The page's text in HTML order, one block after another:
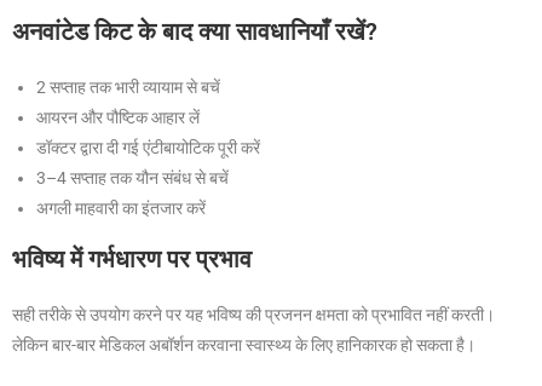
अनवांटेड किट के बाद क्या सावधानियाँ रखें?
2 सप्ताह तक भारी व्यायाम से बचें
आयरन और पौष्टिक आहार लें
डॉक्टर द्वारा दी गई एंटीबायोटिक पूरी करें
3–4 सप्ताह तक यौन संबंध से बचें
अगली माहवारी का इंतजार करें
भविष्य में गर्भधारण पर प्रभाव
सही तरीके से उपयोग करने पर यह भविष्य की प्रजनन क्षमता को प्रभावित नहीं करती।
लेकिन बार-बार मेडिकल अबॉर्शन करवाना स्वास्थ्य के लिए हानिकारक हो सकता है।